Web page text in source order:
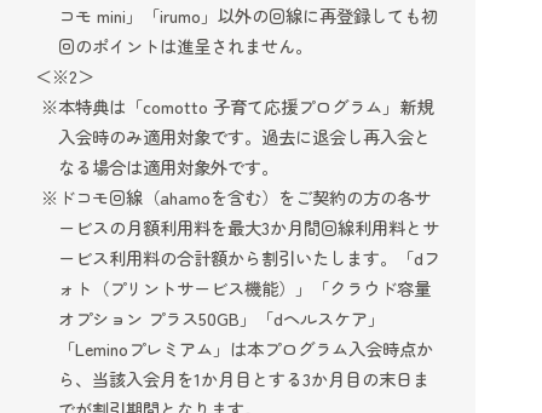
コモ mini」「irumo」以外の回線に再登録しても初
回のポイントは進呈されません。
＜※2＞
本特典は「comotto 子育て応援プログラム」新規
入会時のみ適用対象です。過去に退会し再入会と
なる場合は適用対象外です。
ドコモ回線（ahamoを含む）をご契約の方の各サ
ービスの月額利用料を最大3か月間回線利用料とサ
ービス利用料の合計額から割引いたします。「dフ
ォト（プリントサービス機能）」「クラウド容量
オプション プラス50GB」「dヘルスケア」
「Leminoプレミアム」は本プログラム入会時点か
ら、当該入会月を1か月目とする3か月目の末日ま